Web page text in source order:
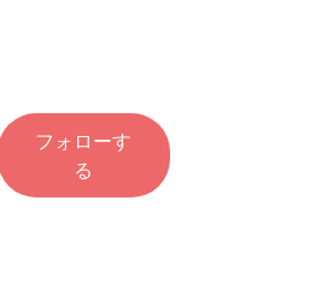
フォローす
る